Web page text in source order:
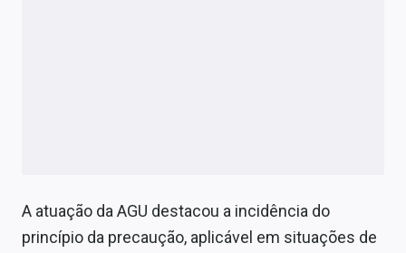
A atuação da AGU destacou a incidência do
princípio da precaução, aplicável em situações de